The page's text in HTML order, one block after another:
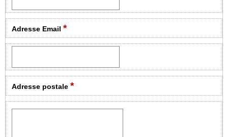
Adresse Email*
Adresse postale*